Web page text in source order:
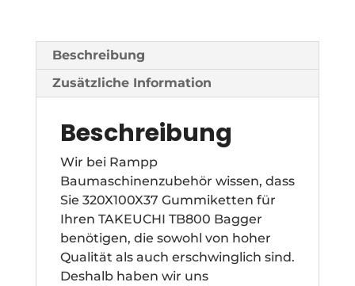
Beschreibung
Zusätzliche Information
Beschreibung
Wir bei Rampp
Baumaschinenzubehör wissen, dass
Sie 320X100X37 Gummiketten für
Ihren TAKEUCHI TB800 Bagger
benötigen, die sowohl von hoher
Qualität als auch erschwinglich sind.
Deshalb haben wir uns